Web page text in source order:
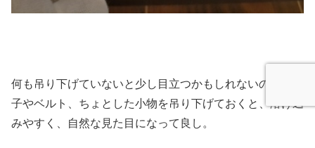
何も吊り下げていないと少し目立つかもしれないので、帽
子やベルト、ちょとした小物を吊り下げておくと、溶け込
みやすく、自然な見た目になって良し。